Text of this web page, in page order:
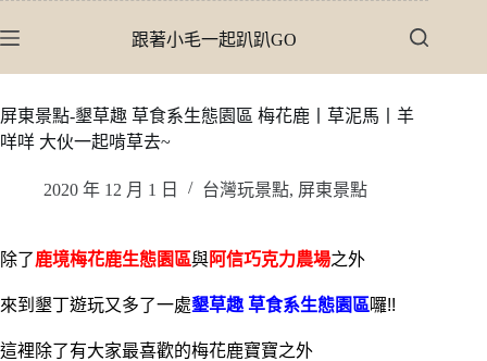
至
內
容
跟著小毛一起趴趴GO
屏東景點-墾草趣 草食系生態園區 梅花鹿丨草泥馬丨羊
咩咩 大伙一起啃草去~
2020 年 12 月 1 日 台灣玩景點, 屏東景點
除了鹿境梅花鹿生態園區與阿信巧克力農場之外
來到墾丁遊玩又多了一處墾草趣 草食系生態園區囉!!
這裡除了有大家最喜歡的梅花鹿寶寶之外